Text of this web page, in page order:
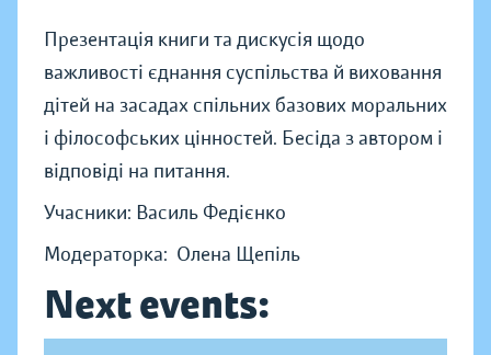
Презентація книги та дискусія щодо
важливості єднання суспільства й виховання
дітей на засадах спільних базових моральних
і філософських цінностей. Бесіда з автором і
відповіді на питання.
Учасники: Василь Федієнко
Модераторка: Олена Щепіль
Next events: